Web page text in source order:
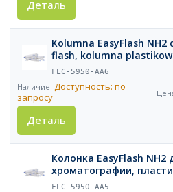
Деталь
Kolumna EasyFlash
flash, kolumna
FLC-5950-AA6
Доступность: по
запросу
Деталь
Колонка EasyFlash
хроматографии,
80 г, 1 шт.
FLC-5950-AA5